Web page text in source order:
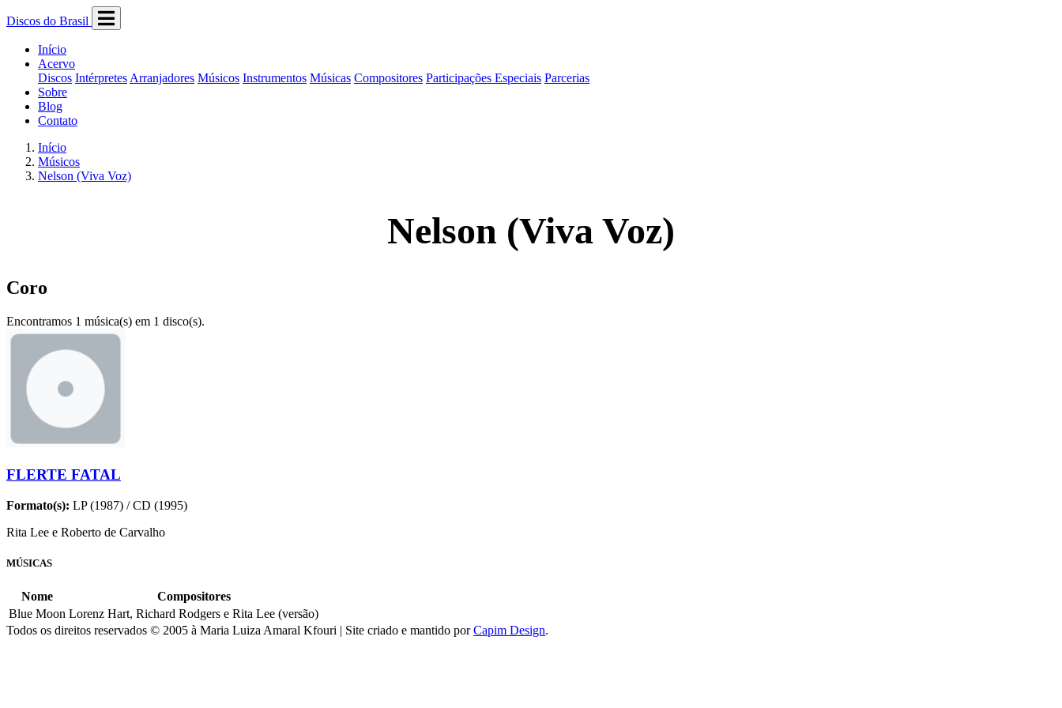
Discos do Brasil
Início
Acervo
Discos Intérpretes Arranjadores Músicos Instrumentos Músicas Compositores Participações Especiais Parcerias
Sobre
Blog
Contato
Início
Músicos
Nelson (Viva Voz)
Nelson (Viva Voz)
Coro
Encontramos 1 música(s) em 1 disco(s).
FLERTE FATAL
Formato(s): LP (1987) / CD (1995)
Rita Lee e Roberto de Carvalho
MÚSICAS
Nome
Compositores
Blue Moon Lorenz Hart, Richard Rodgers e Rita Lee (versão)
Todos os direitos reservados © 2005 à Maria Luiza Amaral Kfouri | Site criado e mantido porCapim Design.